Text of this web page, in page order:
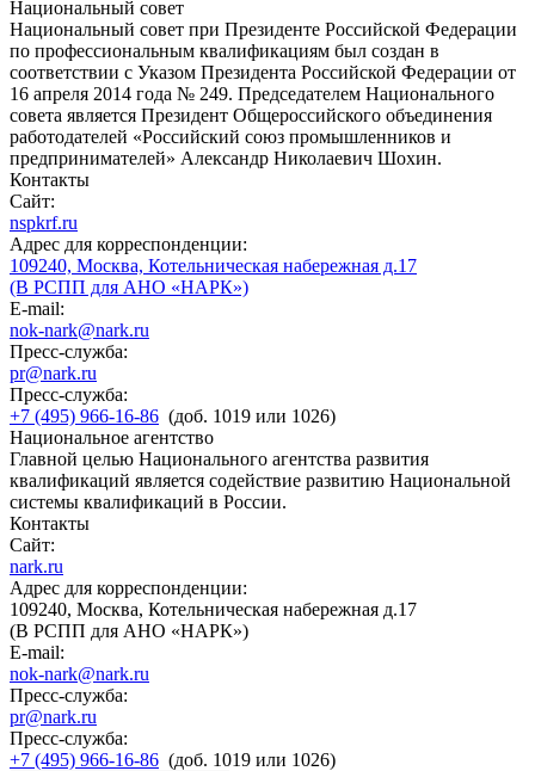
Национальный совет
Национальный совет при Президенте Российской Федерации
по профессиональным квалификациям был создан в
соответствии с Указом Президента Российской Федерации от
16 апреля 2014 года № 249. Председателем Национального
совета является Президент Общероссийского объединения
работодателей «Российский союз промышленников и
предпринимателей» Александр Николаевич Шохин.
Контакты
Сайт:
nspkrf.ru
Адрес для корреспонденции:
109240, Москва, Котельническая набережная д.17
(В РСПП для АНО «НАРК»)
E-mail:
nok-nark@nark.ru
Пресс-служба:
pr@nark.ru
Пресс-служба:
+7 (495) 966-16-86 (доб. 1019 или 1026)
Национальное агентство
Главной целью Национального агентства развития
квалификаций является содействие развитию Национальной
системы квалификаций в России.
Контакты
Сайт:
nark.ru
Адрес для корреспонденции:
109240, Москва, Котельническая набережная д.17
(В РСПП для АНО «НАРК»)
E-mail:
nok-nark@nark.ru
Пресс-служба:
pr@nark.ru
Пресс-служба:
+7 (495) 966-16-86 (доб. 1019 или 1026)